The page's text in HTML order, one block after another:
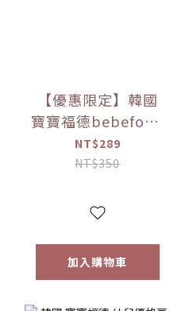
【優惠限定】韓國
寶寶福德bebefood
寶寶專用醬油 煮湯/
沾用 (180ml)
NT$289
NT$350
加入購物車